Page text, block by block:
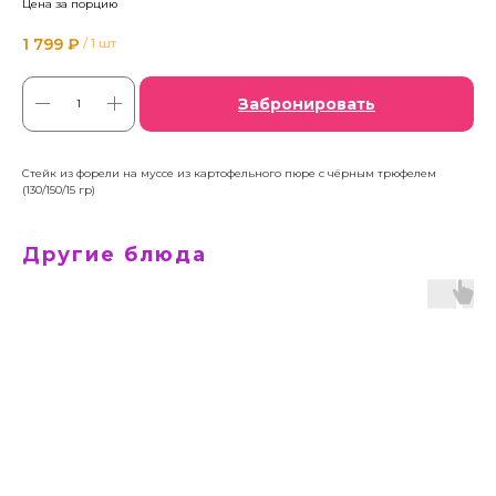
Цена за порцию
1 799 ₽ / 1 шт
Забронировать
Стейк из форели на муссе из картофельного пюре с чёрным трюфелем
(130/150/15 гр)
Другие блюда